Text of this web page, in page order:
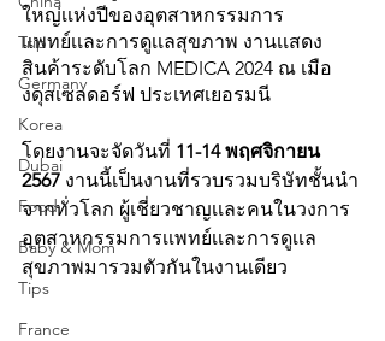
Trip
Germany
Korea
Dubai
Food
Baby & Mom
Tips
France
ใหญ่เเห่งปีของอุตสาหกรรมการ
เเพทย์เเละการดูเเลสุขภาพ งานเเสดง
สินค้าระดับโลก MEDICA 2024 ณ เมือ
งดุสเซลดอร์ฟ ประเทศเยอรมนี
โดยงานจะจัดวันที่ 11-14 พฤศจิกายน
2567 งานนี้เป็นงานที่รวบรวมบริษัทชั้นนำ
จากทั่วโลก ผู้เชี่ยวชาญ​เเละคนในวงการ
อุตสาหกรรมการเเพทย์เเละการดูเเล
สุขภาพมารวมตัวกันในงานเดียว